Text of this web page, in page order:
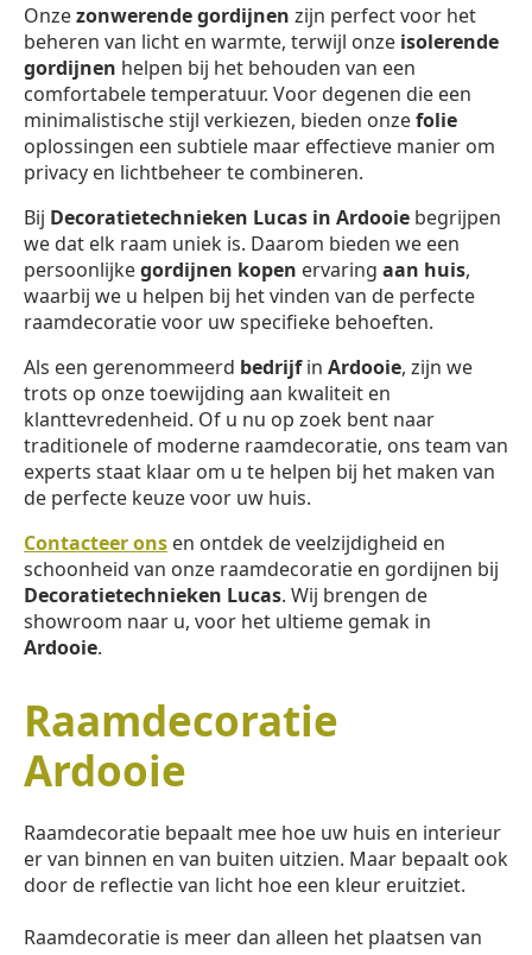
Onzezonwerende gordijnen zijn perfect voor het
beheren van licht en warmte, terwijl onze isolerende
gordijnen helpen bij het behouden van een
comfortabele temperatuur. Voor degenen die een
minimalistische stijl verkiezen, bieden onzefolie
oplossingen een subtiele maar effectieve manier om
privacy en lichtbeheer te combineren.
Bij Decoratietechnieken Lucas in Ardooie begrijpen
we dat elk raam uniek is. Daarom bieden we een
persoonlijkegordijnen kopen ervaring aan huis,
waarbij we u helpen bij het vinden van de perfecte
raamdecoratie voor uw specifieke behoeften.
Als een gerenommeerd bedrijfin Ardooie, zijn we
trots op onze toewijding aan kwaliteit en
klanttevredenheid. Of u nu op zoek bent naar
traditionele of moderne raamdecoratie, ons team van
experts staat klaar om u te helpen bij het maken van
de perfecte keuze voor uw huis.
Contacteer ons en ontdek de veelzijdigheid en
schoonheid van onze raamdecoratie en gordijnen bij
Decoratietechnieken Lucas. Wij brengen de
showroom naar u, voor het ultieme gemak in
Ardooie.
Raamdecoratie
Ardooie
Raamdecoratie bepaalt mee hoe uw huis en interieur
er van binnen en van buiten uitzien. Maar bepaalt ook
door de reflectie van licht hoe een kleur eruitziet.
Raamdecoratie is meer dan alleen het plaatsen van